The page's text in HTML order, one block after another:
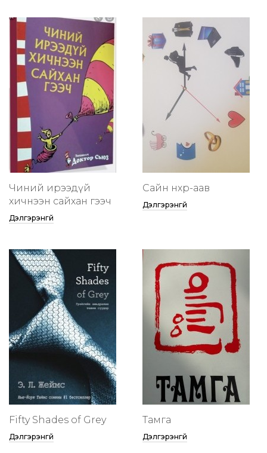
Чиний ирээдүй
хичнээн сайхан гээч
Дэлгэрэнгүй
Сайн нөхөр-аав
Дэлгэрэнгүй
Fifty Shades of Grey
Дэлгэрэнгүй
Тамга
Дэлгэрэнгүй